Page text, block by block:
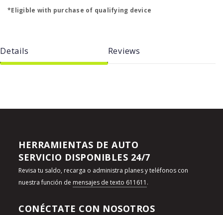
*Eligible with purchase of qualifying device
Details Reviews
HERRAMIENTAS DE AUTO
SERVICIO DISPONIBLES 24/7
Revisa tu saldo, recarga o administra planes y teléfonos con
nuestra función de mensajes de texto 611611 .
CONÉCTATE CON NOSOTROS